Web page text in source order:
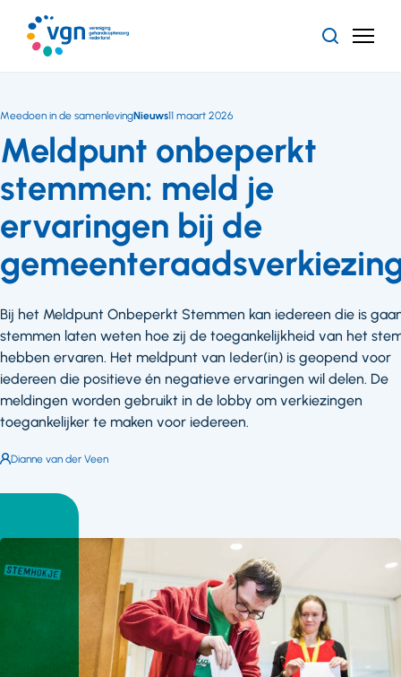
naar
hoofdinhoud
ZoekenMenu
Meldpunt onbeperkt
stemmen: meld je
ervaringen bij de
Meedoen in de samenlevingNieuws11 maart 2026
Bij het Meldpunt Onbeperkt Stemmen kan iedereen die is
stemmen laten weten hoe zij de toegankelijkheid van het
hebben ervaren. Het meldpunt van Ieder(in) is geopend voor
iedereen die positieve én negatieve ervaringen wil delen. De
meldingen worden gebruikt in de lobby om verkiezingen
toegankelijker te maken voor iedereen.
Auteur:
Dianne van der Veen